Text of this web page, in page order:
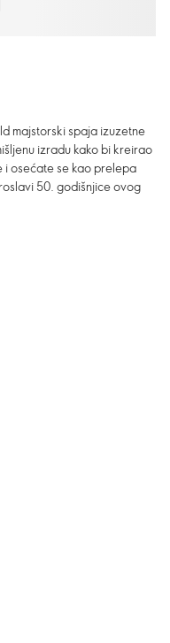
majstorski spaja izuzetne
izradu kako bi kreirao
i osećate se kao prelepa